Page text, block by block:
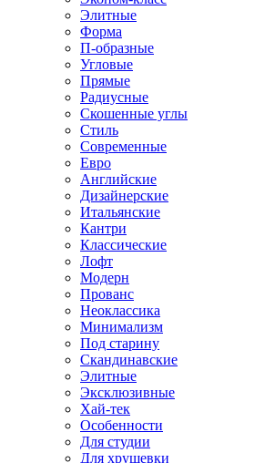
Элитные
Форма
П-образные
Угловые
Прямые
Радиусные
Скошенные углы
Стиль
Современные
Евро
Английские
Дизайнерские
Итальянские
Кантри
Классические
Лофт
Модерн
Прованс
Неоклассика
Минимализм
Под старину
Скандинавские
Элитные
Эксклюзивные
Хай-тек
Особенности
Для студии
Для хрущевки